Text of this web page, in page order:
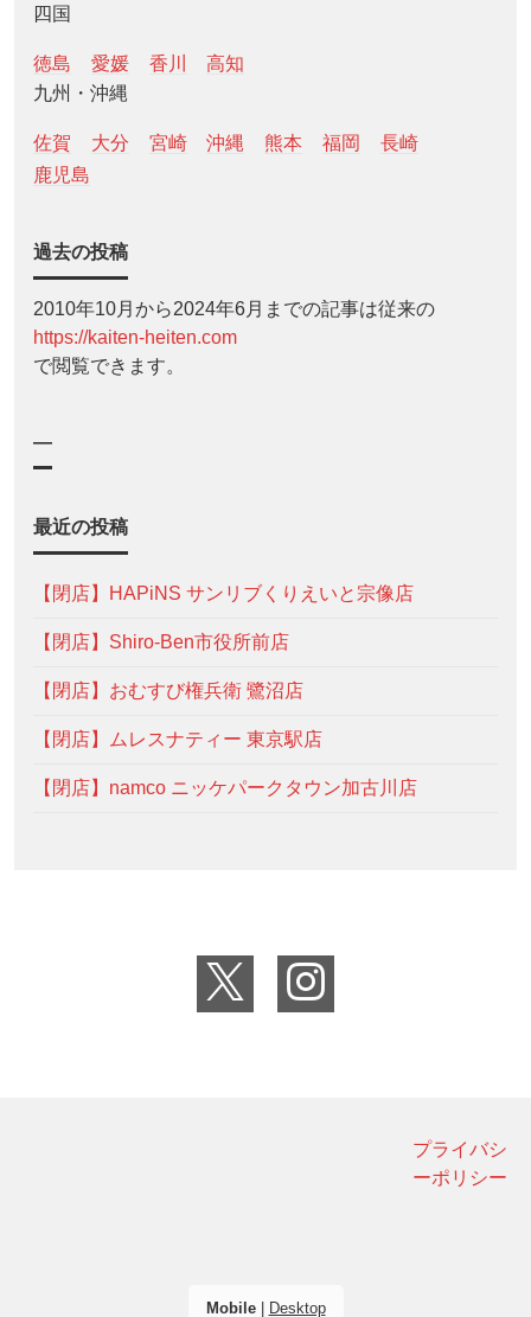
四国
徳島 愛媛 香川
高知
九州・沖縄
佐賀 大分 宮崎 沖縄 熊本 福岡
長崎
鹿児島
過去の投稿
2010年10月から2024年6月までの記事は従来の
https://kaiten-heiten.com
で閲覧できます。
—
最近の投稿
【閉店】HAPiNS サンリブくりえいと宗像店
【閉店】Shiro-Ben市役所前店
【閉店】おむすび権兵衛 鷺沼店
【閉店】ムレスナティー 東京駅店
【閉店】namco ニッケパークタウン加古川店
プライバシ
ーポリシー
Mobile| Desktop